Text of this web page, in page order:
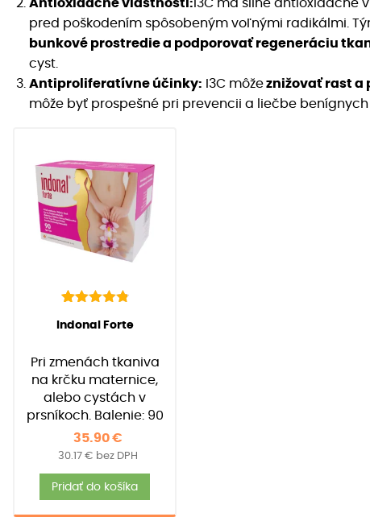
Antioxidačné vlastnosti: I3C má silné antioxidačné
pred poškodením spôsobeným voľnými radikálmi.
bunkové prostredie a podporovať regeneráciu
cyst.
Antiproliferatívne účinky: I3C môžeznižovať rast
môže byť prospešné pri prevencii a liečbe
4.91
základe
zákazníckych
recenzií
(142recenzií
Indonal Forte
Pri zmenách tkaniva
na krčku maternice,
alebo cystách v
prsníkoch. Balenie: 90
kapsúl
35.90€
30.17€ bez DPH
Pridať do košíka